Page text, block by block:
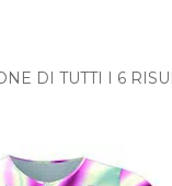
DI TUTTI I 6